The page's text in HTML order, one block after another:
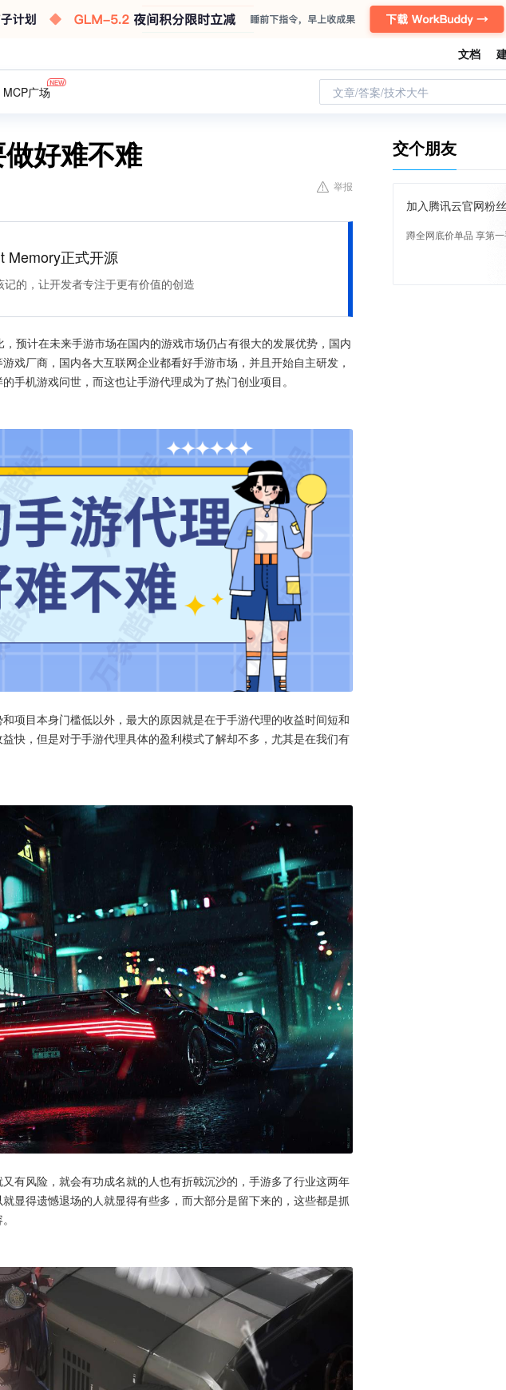
文档
MCP广场 文章/答案/技术大牛
好难不难
举报
Memory正式开源
的，让开发者专注于更有价值的创造
预计在未来手游市场在国内的游戏市场仍占有很大的发展优势，国内
戏厂商，国内各大互联网企业都看好手游市场，并且开始自主研发，
手机游戏问世，而这也让手游代理成为了热门创业项目。
项目本身门槛低以外，最大的原因就是在于手游代理的收益时间短和
快，但是对于手游代理具体的盈利模式了解却不多，尤其是在我们有
有风险，就会有功成名就的人也有折戟沉沙的，手游多了行业这两年
显得遗憾退场的人就显得有些多，而大部分是留下来的，这些都是抓
交个朋友
加入腾讯云官网粉
蹲全网底价单品 享第